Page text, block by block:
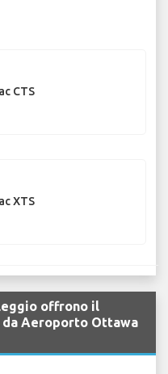
CTS
XTS
offrono il
Aeroporto Ottawa